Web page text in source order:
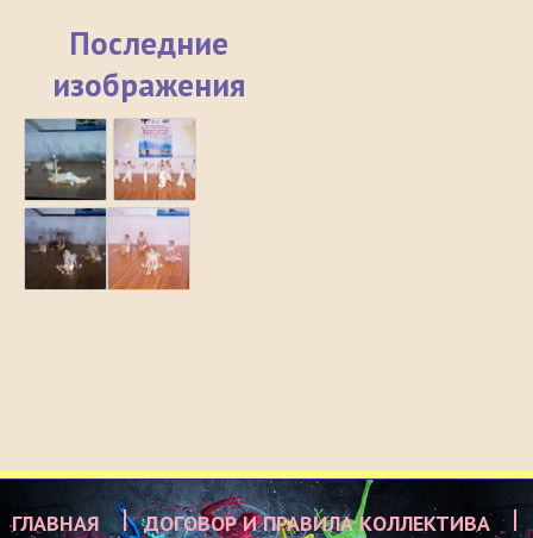
Последние
изображения
ГЛАВНАЯ ДОГОВОР И ПРАВИЛА КОЛЛЕКТИВА